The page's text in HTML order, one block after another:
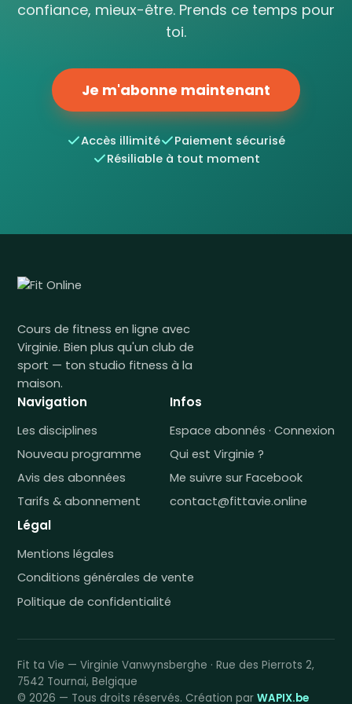
confiance, mieux-être. Prends ce temps pour
toi.
Je m'abonne maintenant
Accès illimité
Paiement sécurisé
Résiliable à tout moment
Cours de fitness en ligne avec
Virginie. Bien plus qu'un club de
sport — ton studio fitness à la
maison.
Navigation
Les disciplines
Nouveau programme
Avis des abonnées
Tarifs & abonnement
Infos
Espace abonnés · Connexion
Qui est Virginie ?
Me suivre sur Facebook
contact@fittavie.online
Légal
Mentions légales
Conditions générales de vente
Politique de confidentialité
Fit ta Vie — Virginie Vanwynsberghe · Rue des Pierrots 2,
7542 Tournai, Belgique
© 2026 — Tous droits réservés. Création par WAPIX.be